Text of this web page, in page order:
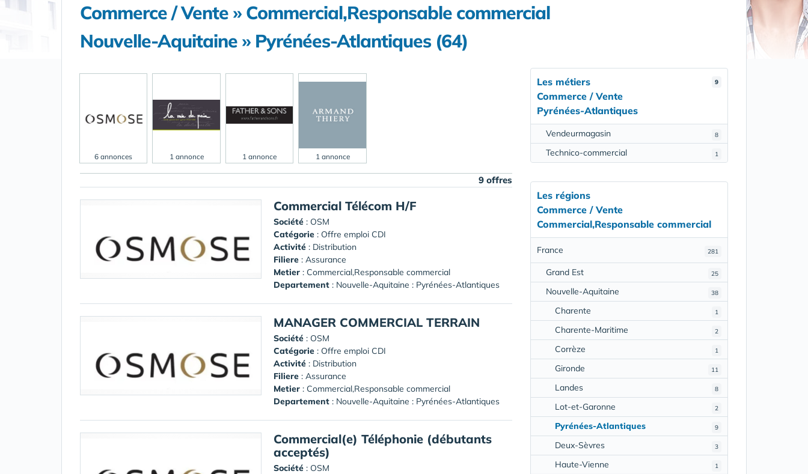
Commerce / Vente » Commercial,Responsable commercial
Nouvelle-Aquitaine » Pyrénées-Atlantiques (64)
6 annonces 1 annonce 1 annonce 1 annonce
9 offres
Commercial Télécom H/F
Société : OSM
Catégorie : Offre emploi CDI
Activité : Distribution
Filiere : Assurance
Metier : Commercial,Responsable commercial
Departement : Nouvelle-Aquitaine : Pyrénées-Atlantiques
MANAGER COMMERCIAL TERRAIN
Société : OSM
Catégorie : Offre emploi CDI
Activité : Distribution
Filiere : Assurance
Metier : Commercial,Responsable commercial
Departement : Nouvelle-Aquitaine : Pyrénées-Atlantiques
Commercial(e) Téléphonie (débutants
acceptés)
Société : OSM
9
Les métiers
Commerce / Vente
Pyrénées-Atlantiques
8
Vendeurmagasin
1
Technico-commercial
Les régions
Commerce / Vente
Commercial,Responsable commercial
281
France
25
Grand Est
38
Nouvelle-Aquitaine
1
Charente
2
Charente-Maritime
1
Corrèze
11
Gironde
8
Landes
2
Lot-et-Garonne
9
Pyrénées-Atlantiques
3
Deux-Sèvres
1
Haute-Vienne